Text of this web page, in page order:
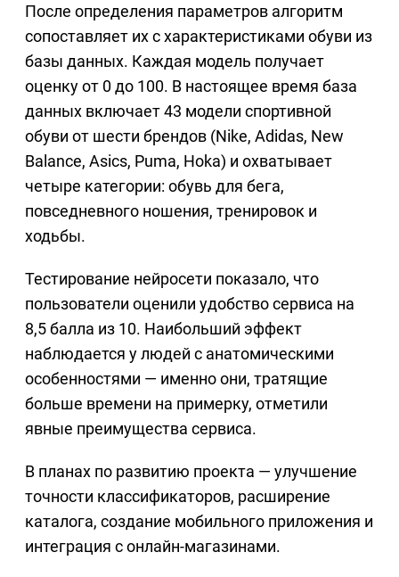
После определения параметров алгоритм
сопоставляет их с характеристиками обуви из
базы данных. Каждая модель получает
оценку от 0 до 100. В настоящее время база
данных включает 43 модели спортивной
обуви от шести брендов (Nike, Adidas, New
Balance, Asics, Puma, Hoka) и охватывает
четыре категории: обувь для бега,
повседневного ношения, тренировок и
ходьбы.
Тестирование нейросети показало, что
пользователи оценили удобство сервиса на
8,5 балла из 10. Наибольший эффект
наблюдается у людей с анатомическими
особенностями — именно они, тратящие
больше времени на примерку, отметили
явные преимущества сервиса.
В планах по развитию проекта — улучшение
точности классификаторов, расширение
каталога, создание мобильного приложения и
интеграция с онлайн-магазинами.